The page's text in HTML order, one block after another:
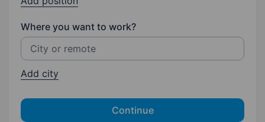
Where you want to work?
Add city
Continue